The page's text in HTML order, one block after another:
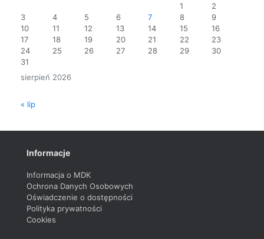
sierpień 2026
1
2
3
4 5 6 7 8
9
10
11 12 13 14 15
16
17
18 19 20 21 22
23
24
25 26 27 28 29
30
31
« lip
Informacje
Informacja o MDK
Ochrona Danych Osobowych
Oświadczenie o dostępności
Polityka prywatności
Cookies